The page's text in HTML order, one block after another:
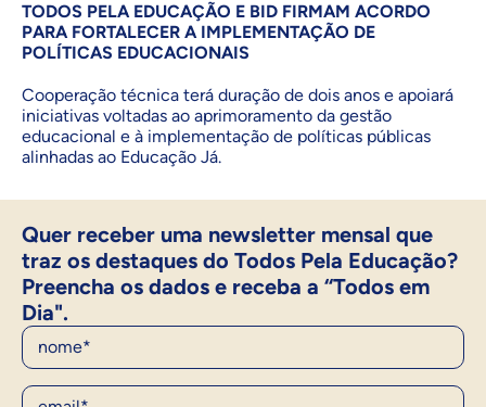
TODOS PELA EDUCAÇÃO E BID FIRMAM ACORDO
PARA FORTALECER A IMPLEMENTAÇÃO DE
POLÍTICAS EDUCACIONAIS
Cooperação técnica terá duração de dois anos e apoiará
iniciativas voltadas ao aprimoramento da gestão
educacional e à implementação de políticas públicas
alinhadas ao Educação Já.
Quer receber uma newsletter mensal que
traz os destaques do Todos Pela Educação?
Preencha os dados e receba a “Todos em
Dia".
Nome
E-Mail